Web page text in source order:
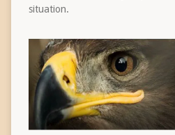
situation.